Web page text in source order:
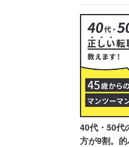
ときっぱ
40代・50代
方が9割。